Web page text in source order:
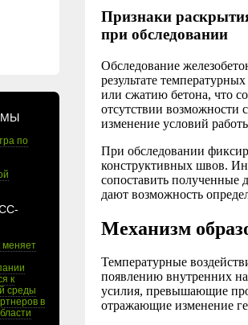
по
меняет
к
среды
в
Признаки
при обследовании
Обследование
результате
или сжатию бетона, что
отсутствии
изменение условий
При обследовании
конструктивных швов.
сопоставить
дают возможность
Механизм
Температурные
появлению внутренних
усилия, превышающие
отражающие изменение